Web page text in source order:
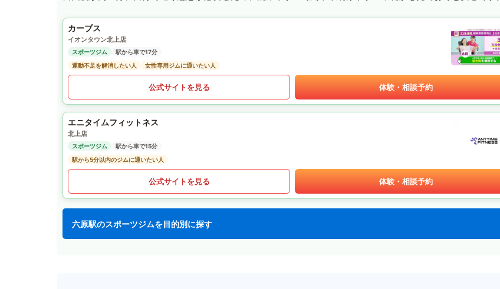
カーブス
イオンタウン北上店
スポーツジム
駅から車で17分
運動不足を解消したい人
女性専用ジムに通いたい人
公式サイトを見る 体験・相談予約
エニタイムフィットネス
北上店
スポーツジム
駅から車で15分
駅から5分以内のジムに通いたい人
公式サイトを見る 体験・相談予約
六原駅のスポーツジムを目的別に探す